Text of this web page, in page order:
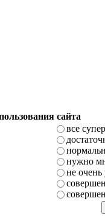
сайта
все супер
нужно
не очень